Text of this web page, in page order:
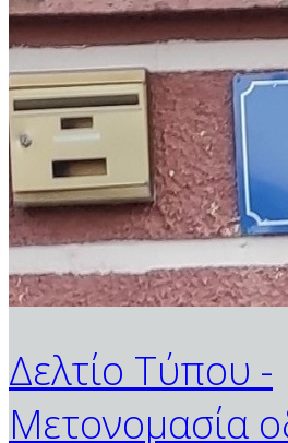
Δελτίο Τύπου -
Μετονομασία